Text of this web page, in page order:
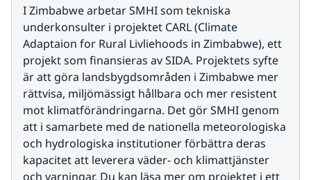
I Zimbabwe arbetar SMHI som tekniska
underkonsulter i projektet CARL (Climate
Adaptaion for Rural Livliehoods in Zimbabwe), ett
projekt som finansieras av SIDA. Projektets syfte
är att göra landsbygdsområden i Zimbabwe mer
rättvisa, miljömässigt hållbara och mer resistent
mot klimatförändringarna. Det gör SMHI genom
att i samarbete med de nationella meteorologiska
och hydrologiska institutioner förbättra deras
kapacitet att leverera väder- och klimattjänster